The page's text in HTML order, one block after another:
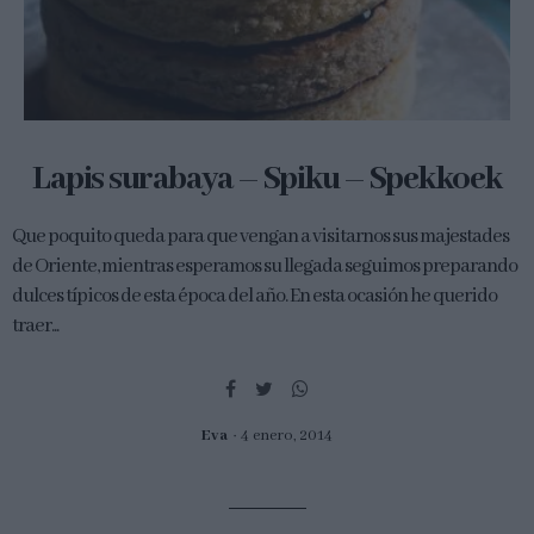
Lapis surabaya – Spiku – Spekkoek
Que poquito queda para que vengan a visitarnos sus majestades
de Oriente, mientras esperamos su llegada seguimos preparando
dulces típicos de esta época del año. En esta ocasión he querido
traer...
Eva 4 enero, 2014